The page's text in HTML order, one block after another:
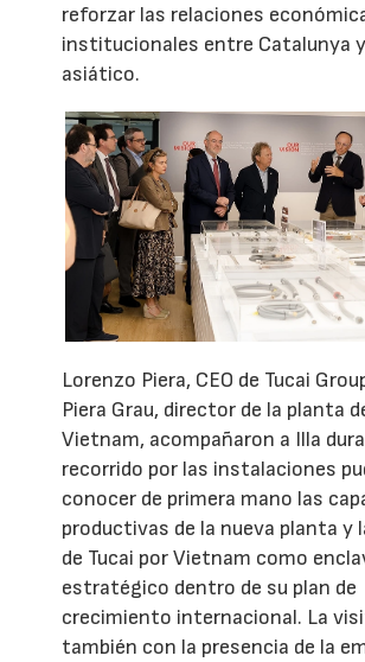
reforzar las relaciones
institucionales entre Catalunya
asiático.
Lorenzo Piera, CEO de Tucai
Piera Grau, director de la planta
Vietnam, acompañaron a Illa
recorrido por las instalaciones
conocer de primera mano las
productivas de la nueva planta y
de Tucai por Vietnam como
estratégico dentro de su plan de
crecimiento internacional. La
también con la presencia de la